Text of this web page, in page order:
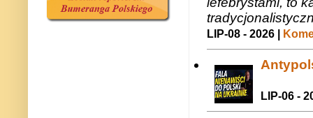
LIP-08 - 2026 |
LIP-06 -